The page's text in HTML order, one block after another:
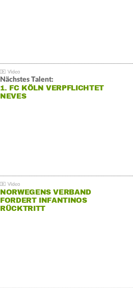
Nächstes Talent:
1. FC KÖLN VERPFLICHTET
NEVES
NORWEGENS VERBAND
FORDERT INFANTINOS
RÜCKTRITT